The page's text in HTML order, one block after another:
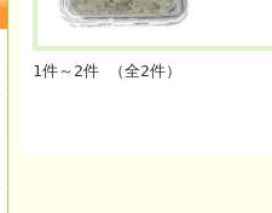
1件～2件 （全2件）